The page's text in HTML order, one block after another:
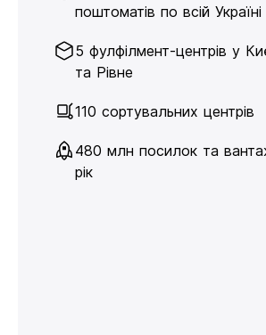
поштоматів по всій Україні
5 фулфілмент-центрів у
та Рівне
110 сортувальних центрів
480 млн посилок та
рік